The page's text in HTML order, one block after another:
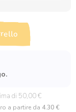
di 50,00 €
a partire da 4.30 €